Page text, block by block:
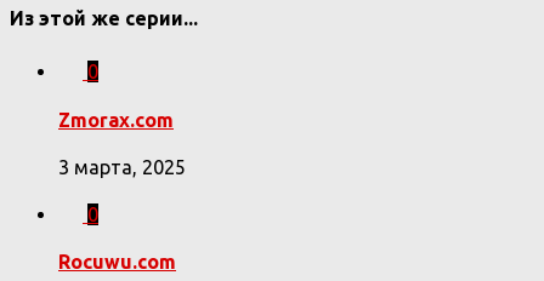
Из этой же серии...
0
Zmorax.com
3 марта, 2025
0
Rocuwu.com